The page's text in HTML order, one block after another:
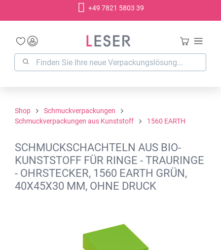
+49 7821 5803 39
Shop
Schmuckverpackungen
Schmuckverpackungen aus Kunststoff
1560 EARTH
SCHMUCKSCHACHTELN AUS BIO-
KUNSTSTOFF FÜR RINGE - TRAURINGE
- OHRSTECKER, 1560 EARTH GRÜN,
40X45X30 MM, OHNE DRUCK